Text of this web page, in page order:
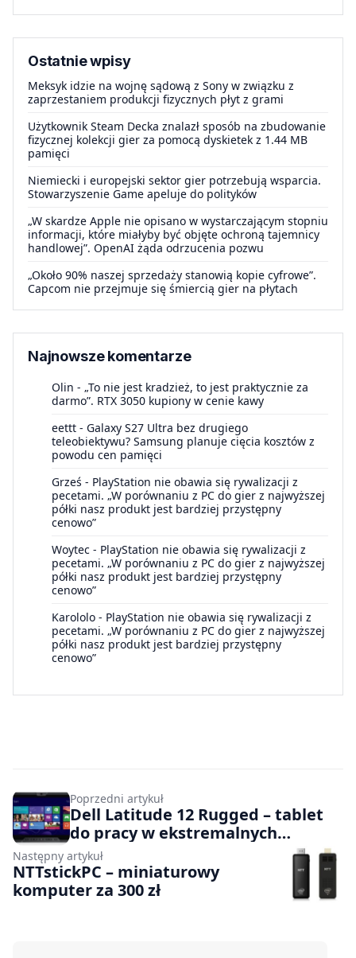
Ostatnie wpisy
Meksyk idzie na wojnę sądową z Sony w związku z
zaprzestaniem produkcji fizycznych płyt z grami
Użytkownik Steam Decka znalazł sposób na zbudowanie
fizycznej kolekcji gier za pomocą dyskietek z 1.44 MB
pamięci
Niemiecki i europejski sektor gier potrzebują wsparcia.
Stowarzyszenie Game apeluje do polityków
„W skardze Apple nie opisano w wystarczającym stopniu
informacji, które miałyby być objęte ochroną tajemnicy
handlowej”. OpenAI żąda odrzucenia pozwu
„Około 90% naszej sprzedaży stanowią kopie cyfrowe”.
Capcom nie przejmuje się śmiercią gier na płytach
Najnowsze komentarze
Olin - „To nie jest kradzież, to jest praktycznie za
darmo”. RTX 3050 kupiony w cenie kawy
eettt - Galaxy S27 Ultra bez drugiego
teleobiektywu? Samsung planuje cięcia kosztów z
powodu cen pamięci
Grześ - PlayStation nie obawia się rywalizacji z
pecetami. „W porównaniu z PC do gier z najwyższej
półki nasz produkt jest bardziej przystępny
cenowo”
Woytec - PlayStation nie obawia się rywalizacji z
pecetami. „W porównaniu z PC do gier z najwyższej
półki nasz produkt jest bardziej przystępny
cenowo”
Karololo - PlayStation nie obawia się rywalizacji z
pecetami. „W porównaniu z PC do gier z najwyższej
półki nasz produkt jest bardziej przystępny
cenowo”
Poprzedni artykuł
Dell Latitude 12 Rugged – tablet
do pracy w ekstremalnych
warunkach
Następny artykuł
NTTstickPC – miniaturowy
komputer za 300 zł